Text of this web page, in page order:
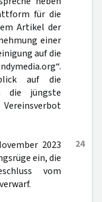
für die
Artikel der
einer
auf die
auf die
die jüngste
24
2023
ein, die
vom